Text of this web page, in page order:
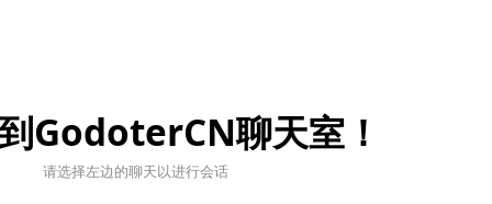
GodoterCN聊天室！
请选择左边的聊天以进行会话